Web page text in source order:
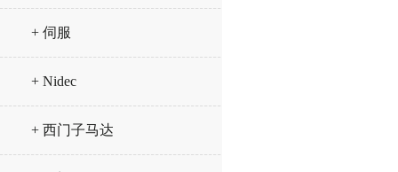
+ 伺服
+ Nidec
+ 西门子马达